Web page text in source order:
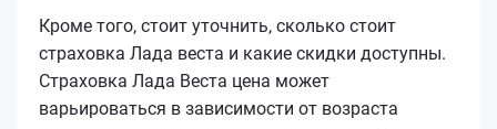
Кроме того, стоит уточнить, сколько стоит
страховка Лада веста и какие скидки доступны.
Страховка Лада Веста цена может
варьироваться в зависимости от возраста